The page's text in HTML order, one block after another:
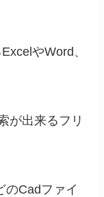
やWord、
が出来るフリ
のCadファイ